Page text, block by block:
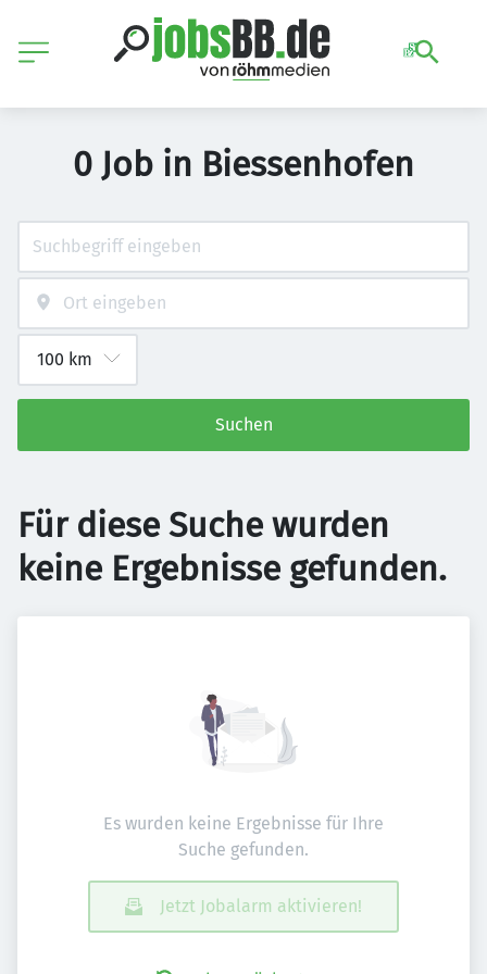
0 Job in Biessenhofen
Suchen
Für diese Suche wurden
keine Ergebnisse gefunden.
Es wurden keine Ergebnisse für Ihre
Suche gefunden.
Jetzt Jobalarm aktivieren!